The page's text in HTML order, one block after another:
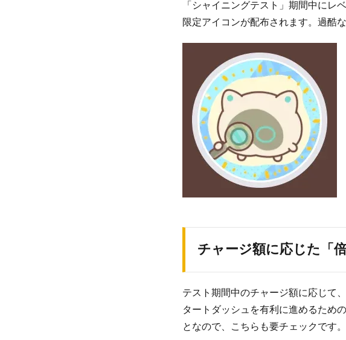
「シャイニングテスト」期間中にレ
限定アイコンが配布されます。過酷
チャージ額に応じた「
テスト期間中のチャージ額に応じて
タートダッシュを有利に進めるため
となので、こちらも要チェックです。